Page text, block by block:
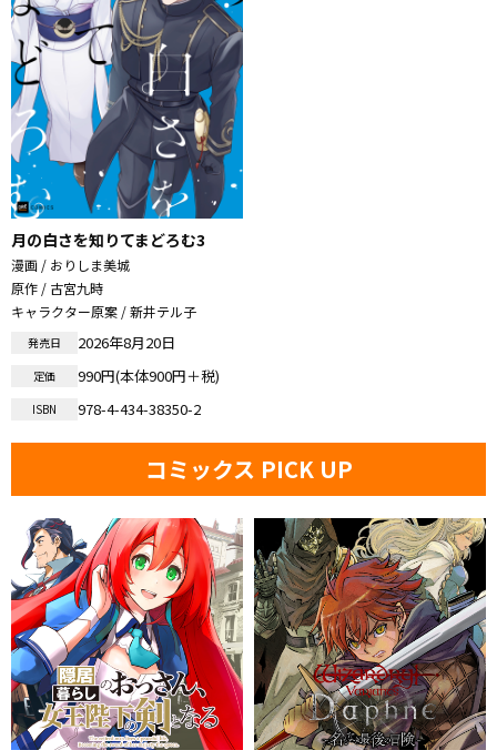
月の白さを知りてまどろむ3
漫画 / おりしま美城
原作 / 古宮九時
キャラクター原案 / 新井テル子
発売日 2026年8月20日
定価 990円(本体900円＋税)
ISBN 978-4-434-38350-2
コミックス PICK UP